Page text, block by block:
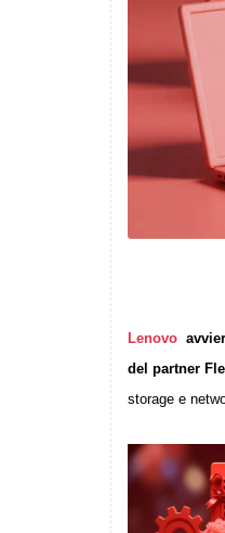
Lenovo
del partner
storage e